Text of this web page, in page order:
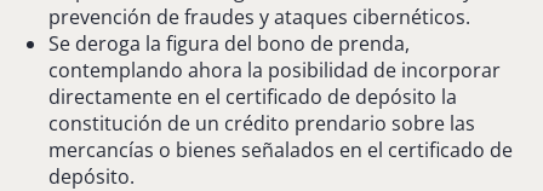
prevención de fraudes y ataques cibernéticos.
Se deroga la figura del bono de prenda,
contemplando ahora la posibilidad de incorporar
directamente en el certificado de depósito la
constitución de un crédito prendario sobre las
mercancías o bienes señalados en el certificado de
depósito.